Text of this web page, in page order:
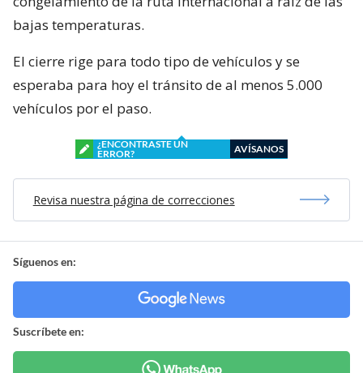
bajas temperaturas.
El cierre rige para todo tipo de vehículos y se
esperaba para hoy el tránsito de al menos 5.000
vehículos por el paso.
¿ENCONTRASTE UN
ERROR?
AVÍSANOS
Revisa nuestra página de correcciones
Síguenos en:
Suscríbete en: